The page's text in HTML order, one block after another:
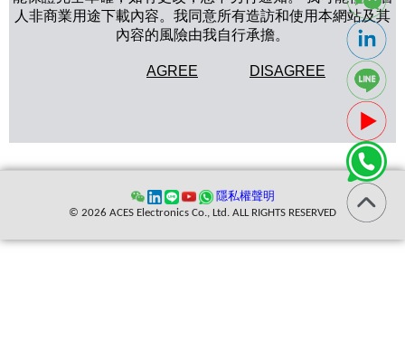
人非商業用途下載內容。我同意所有造訪和使用本網站及其
內容的風險由我自行承擔。
AGREE DISAGREE
隱私權聲明
© 2026 ACES Electronics Co., Ltd. ALL RIGHTS RESERVED